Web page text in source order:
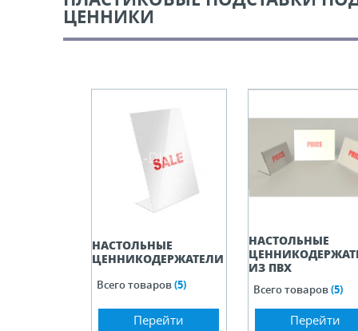
оборудование, комплектующие
рамки и аксессуары
напольные, подвесные, на полку
ЦЕННИКИ
НАСТОЛЬНЫЕ
ЦЕННИКОДЕРЖАТЕЛИ
Всего товаров(5)
Перейти
НАСТОЛЬНЫЕ
ИЗ ПВХ
Всего товаров(5)
Перейти